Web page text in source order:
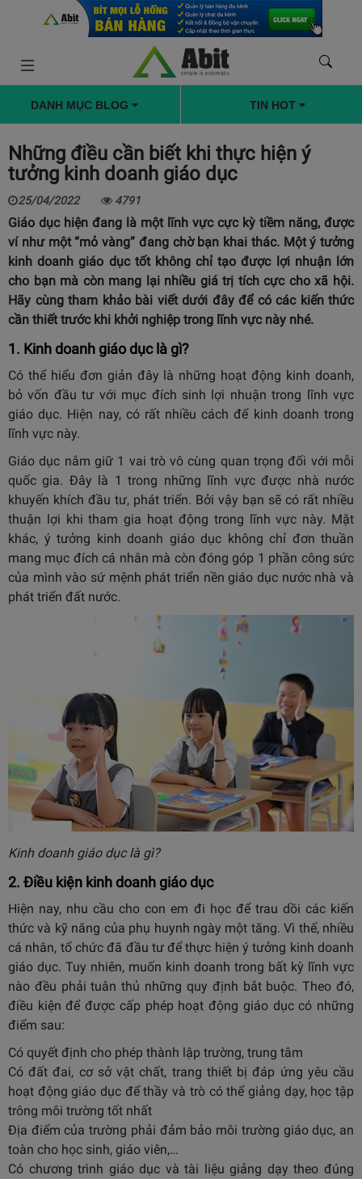
DANH MỤC BLOG TIN HOT
Những điều cần biết khi thực hiện ý
tưởng kinh doanh giáo dục
25/04/2022 4791
Giáo dục hiện đang là một lĩnh vực cực kỳ tiềm năng, được
ví như một “mỏ vàng” đang chờ bạn khai thác. Một ý tưởng
kinh doanh giáo dục tốt không chỉ tạo được lợi nhuận lớn
cho bạn mà còn mang lại nhiều giá trị tích cực cho xã hội.
Hãy cùng tham khảo bài viết dưới đây để có các kiến thức
cần thiết trước khi khởi nghiệp trong lĩnh vực này nhé.
1. Kinh doanh giáo dục là gì?
Có thể hiểu đơn giản đây là những hoạt động kinh doanh,
bỏ vốn đầu tư với mục đích sinh lợi nhuận trong lĩnh vực
giáo dục. Hiện nay, có rất nhiều cách để kinh doanh trong
lĩnh vực này.
Giáo dục nắm giữ 1 vai trò vô cùng quan trọng đối với mỗi
quốc gia. Đây là 1 trong những lĩnh vực được nhà nước
khuyến khích đầu tư, phát triển. Bởi vậy bạn sẽ có rất nhiều
thuận lợi khi tham gia hoạt động trong lĩnh vực này. Mặt
khác, ý tưởng kinh doanh giáo dục không chỉ đơn thuần
mang mục đích cá nhân mà còn đóng góp 1 phần công sức
của mình vào sứ mệnh phát triển nền giáo dục nước nhà và
phát triển đất nước.
Kinh doanh giáo dục là gì?
2. Điều kiện kinh doanh giáo dục
Hiện nay, nhu cầu cho con em đi học để trau dồi các kiến
thức và kỹ năng của phụ huynh ngày một tăng. Vì thế, nhiều
cá nhân, tổ chức đã đầu tư để thực hiện ý tưởng kinh doanh
giáo dục. Tuy nhiên, muốn kinh doanh trong bất kỳ lĩnh vực
nào đều phải tuân thủ những quy định bắt buộc. Theo đó,
điều kiện để được cấp phép hoạt động giáo dục có những
điểm sau:
Có quyết định cho phép thành lập trường, trung tâm
Có đất đai, cơ sở vật chất, trang thiết bị đáp ứng yêu cầu
hoạt động giáo dục để thầy và trò có thể giảng dạy, học tập
trông môi trường tốt nhất
Địa điểm của trường phải đảm bảo môi trường giáo dục, an
toàn cho học sinh, giáo viên,…
Có chương trình giáo dục và tài liệu giảng dạy theo đúng